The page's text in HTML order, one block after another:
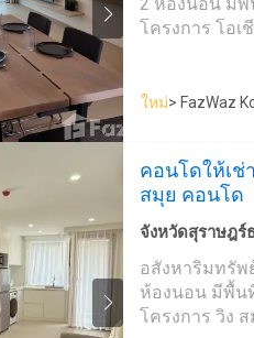
กับบรรยากาศ
บริการ
Residence เ
รักษ์ ที่มีภูมิทัศ
โสม และหมู่เ
เขาสูง จึงสาม
พระอาทิตย์ตก
เช้า และแสงสุ
ที่ทางโครงกา
จุดที่มองเห็นวิ
ความสะดวกภ
Edge- จากุซ
และพูลวิลล่า
ประเภทคอนโ
Suite (52 ตร.
ห้องนอน
ห้องนอน พร้อ
นอน พร้อมสร
ริมหาด พร้อมส
นอน ริมหาด พ
ตร.ม.)สำหรับ
ประกอบอาหา
สุขภัณฑ์ และเ
ทีวี มาให้ด้วย
และชายหาดแ
ที่ครบครันแล
(อริสรา เพล
บ่อผุด อำเภอเ
โครงการ อริ
ประกอบด้วยยู
ขนาดห้องพัก-
ตารางเมตรสิ่
สระว่ายน้ำ-
รักษาความปล
หากต้องการเ
ตัว: สามารถเ
2 ห้องนอน มีพื้
โครงการ โอเ
คุณสามารถเ
฿55,000 ต่อเดื
ใหม่> FazWaz
คอนโดให้เช่
สมุย คอนโด
จังหวัดสุราษฎร์
ไฟฟ้า
·ห้องครั
อินเตอร์เน็ต·ห้
จอดรถ·ยิม· ย
อสังหาริมทรัพ
ห้องนอน มีพื้น
โครงการ วิง